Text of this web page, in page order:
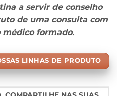
a servir de conselho
de uma consulta com
formado.
LINHAS DE PRODUTO